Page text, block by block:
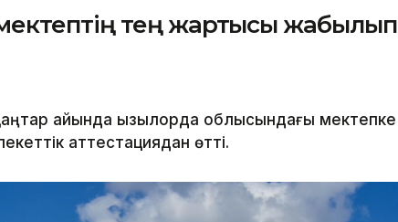
тең жартысы жабылып
айында Қызылорда облысындағы мектепке
аттестациядан өтті.